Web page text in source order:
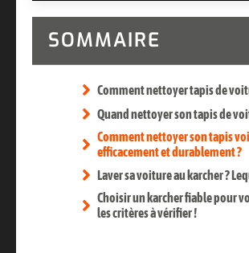
SOMMAIRE
Comment nettoyer tapis de
Quand nettoyer son tapis de
Comment nettoyer son tapis
efficacement et durablement ?
Laver sa voiture au karcher ?
Choisir un karcher fiable pour
les critères à vérifier !